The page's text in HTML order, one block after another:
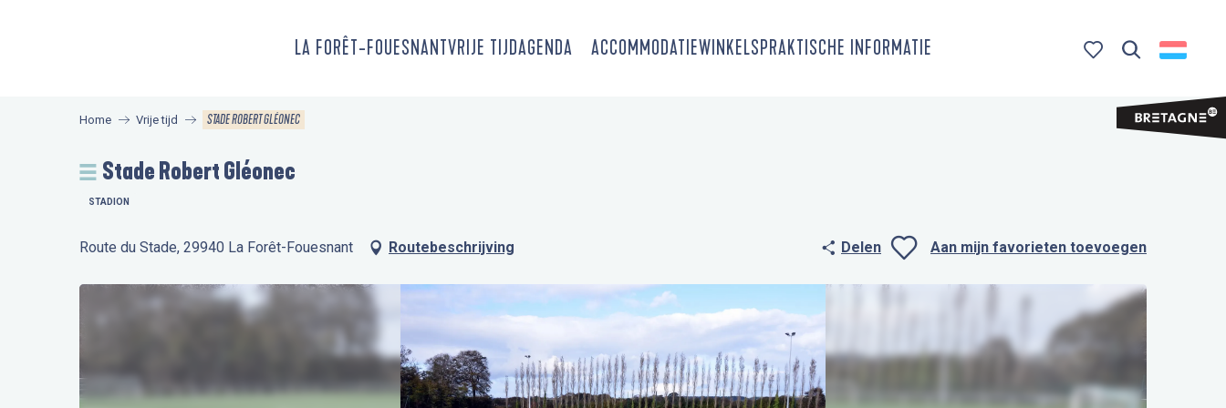
LA FORÊT-FOUESNANTVRIJE TIJDAGENDA ACCOMMODATIEWINKELSPRAKTISCHE INFORMATIE
Home Vrije tijd STADE ROBERT GLÉONEC
Stade Robert Gléonec
STADION
Route du Stade, 29940 La Forêt-Fouesnant Routebeschrijving Delen
Ajouter aux
Aan mijn favorieten toevoegen